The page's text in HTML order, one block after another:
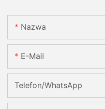
Nazwa
E-Mail
Telefon/WhatsApp